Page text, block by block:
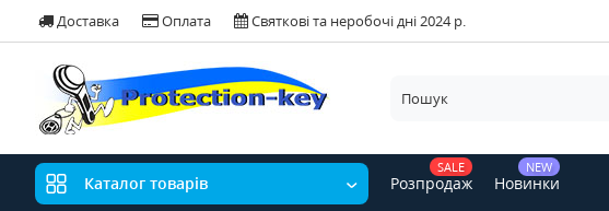
Доставка Оплата Святкові та неробочі дні 2024 р.
Каталог товарів
SALE
Розпродаж
NEW
Новинки